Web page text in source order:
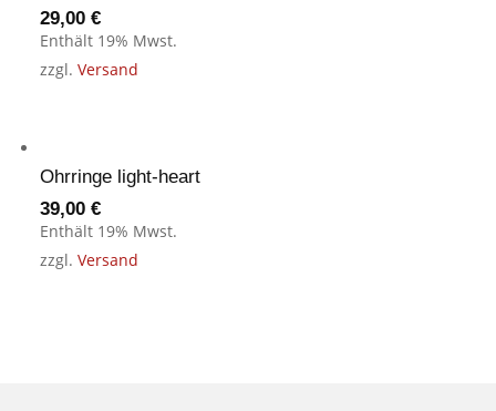
29,00€
Enthält 19% Mwst.
zzgl.Versand
Ohrringe light-heart
39,00€
Enthält 19% Mwst.
zzgl.Versand